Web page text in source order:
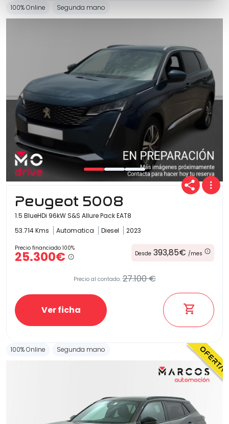
100% Online Segunda mano
Peugeot 5008
1.5 BlueHDi 96kW S&S Allure Pack EAT8
53.714 Kms
Automatica Diesel 2023
Precio financiado 100%
25.300€ Desde 393,85€ /mes
Precio al contado: 27.100 €
Ver ficha
100% Online Segunda mano